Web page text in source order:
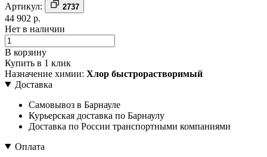
Артикул:
2737
44 902 р.
Нет в наличии
В корзину
Купить в 1 клик
Назначение химии: Хлор быстрорастворимый
Доставка
Самовывоз в Барнауле
Курьерская доставка по Барнаулу
Доставка по России транспортными компаниями
Оплата